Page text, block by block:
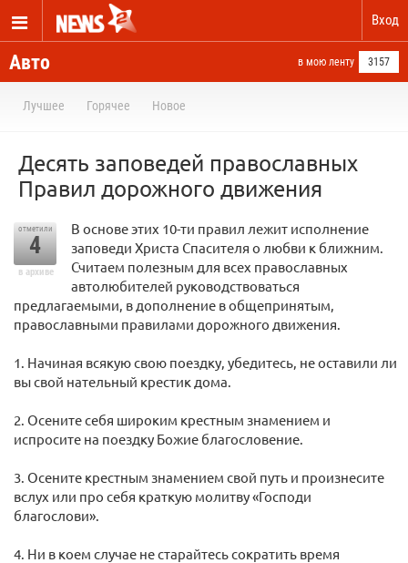
Вход
Авто в мою ленту 3157
Лучшее Горячее Новое
Десять заповедей православных
Правил дорожного движения
отметили
4
в архиве
В основе этих 10-ти правил лежит исполнение
заповеди Христа Спасителя о любви к ближним.
Считаем полезным для всех православных
автолюбителей руководствоваться
предлагаемыми, в дополнение в общепринятым,
православными правилами дорожного движения.
1. Начиная всякую свою поездку, убедитесь, не оставили ли
вы свой нательный крестик дома.
2. Осените себя широким крестным знамением и
испросите на поездку Божие благословение.
3. Осените крестным знамением свой путь и произнесите
вслух или про себя краткую молитву «Господи
благослови».
4. Ни в коем случае не старайтесь сократить время